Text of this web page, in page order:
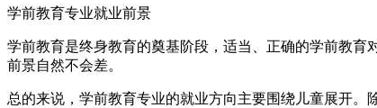
学前教育专业就业前景
学前教育是终身教育的奠基阶段，适当、正确的学前教
前景自然不会差。
总的来说，学前教育专业的就业方向主要围绕儿童展开